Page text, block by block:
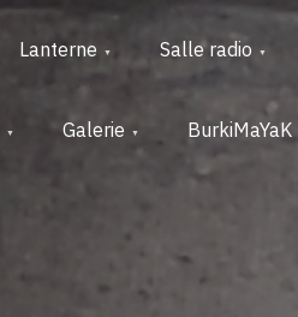
Lanterne Salle radio
Galerie BurkiMaYaK